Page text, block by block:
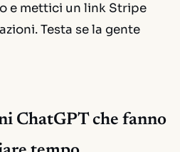
e mettici un link Stripe
Testa se la gente
ChatGPT che fanno